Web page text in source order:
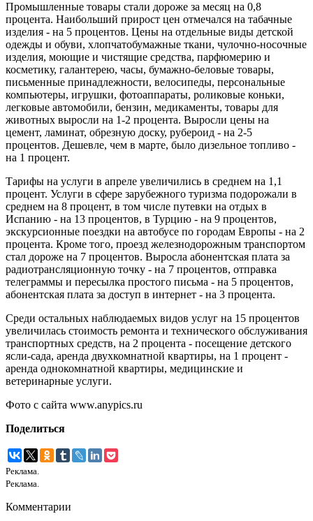
Промышленные товары стали дороже за месяц на 0,8
процента. Наибольший прирост цен отмечался на табачные
изделия - на 5 процентов. Цены на отдельные виды детской
одежды и обуви, хлопчатобумажные ткани, чулочно-носочные
изделия, моющие и чистящие средства, парфюмерию и
косметику, галантерею, часы, бумажно-беловые товары,
письменные принадлежности, велосипеды, персональные
компьютеры, игрушки, фотоаппараты, роликовые коньки,
легковые автомобили, бензин, медикаменты, товары для
животных выросли на 1-2 процента. Выросли цены на
цемент, ламинат, обрезную доску, рубероид - на 2-5
процентов. Дешевле, чем в марте, было дизельное топливо -
на 1 процент.
Тарифы на услуги в апреле увеличились в среднем на 1,1
процент. Услуги в сфере зарубежного туризма подорожали в
среднем на 8 процент, в том числе путевки на отдых в
Испанию - на 13 процентов, в Турцию - на 9 процентов,
экскурсионные поездки на автобусе по городам Европы - на 2
процента. Кроме того, проезд железнодорожным транспортом
стал дороже на 7 процентов. Выросла абонентская плата за
радиотрансляционную точку - на 7 процентов, отправка
телеграммы и пересылка простого письма - на 5 процентов,
абонентская плата за доступ в интернет - на 3 процента.
Среди остальных наблюдаемых видов услуг на 15 процентов
увеличилась стоимость ремонта и технического обслуживания
транспортных средств, на 2 процента - посещение детского
ясли-сада, аренда двухкомнатной квартиры, на 1 процент -
аренда однокомнатной квартиры, медицинские и
ветеринарные услуги.
Фото с сайта www.anypics.ru
Поделиться
Реклама.
Реклама.
Комментарии